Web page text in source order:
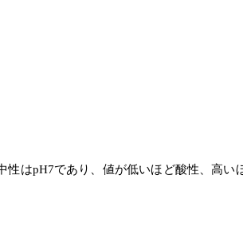
性はpH7であり、値が低いほど酸性、高い